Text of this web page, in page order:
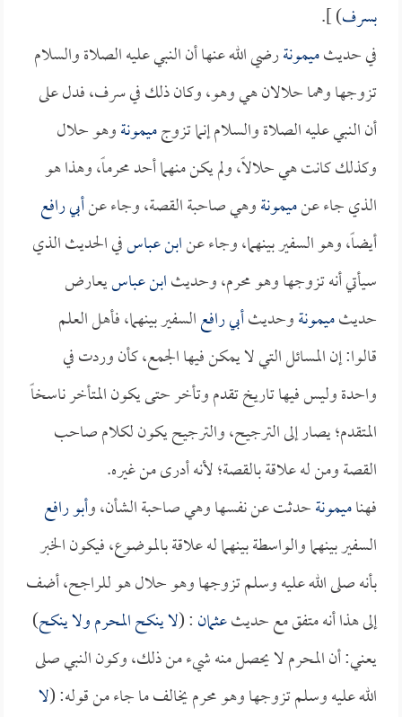
بسرف) ].
في حديثميمونةرضي الله عنها أن النبي عليه الصلاة والسلام
تزوجها وهما حلالان هي وهو، وكان ذلك في سرف، فدل على
أن النبي عليه الصلاة والسلام إنما تزوجميمونةوهو حلال
وكذلك كانت هي حلالاً، ولم يكن منهما أحد محرماً، وهذا هو
الذي جاء عنميمونةوهي صاحبة القصة، وجاء عنأبي رافع
أيضاً، وهو السفير بينهما، وجاء عنابن عباسفي الحديث الذي
سيأتي أنه تزوجها وهو محرم، وحديثابن عباسيعارض
حديثميمونةوحديثأبي رافعالسفير بينهما، فأهل العلم
قالوا: إن المسائل التي لا يمكن فيها الجمع، كأن وردت في
واحدة وليس فيها تاريخ تقدم وتأخر حتى يكون المتأخر ناسخاً
المتقدم؛ يصار إلى الترجيح، والترجيح يكون لكلام صاحب
القصة ومن له علاقة بالقصة؛ لأنه أدرى من غيره.
فهناميمونةحدثت عن نفسها وهي صاحبة الشأن، وأبو رافع
السفير بينهما والواسطة بينهما له علاقة بالموضوع، فيكون الخبر
بأنه صلى الله عليه وسلم تزوجها وهو حلال هو للراجح، أضف
إلى هذا أنه متفق مع حديثعثمان: (لا ينكح المحرم ولا ينكح)
يعني: أن المحرم لا يحصل منه شيء من ذلك، وكون النبي صلى
الله عليه وسلم تزوجها وهو محرم يخالف ما جاء من قوله: (لا